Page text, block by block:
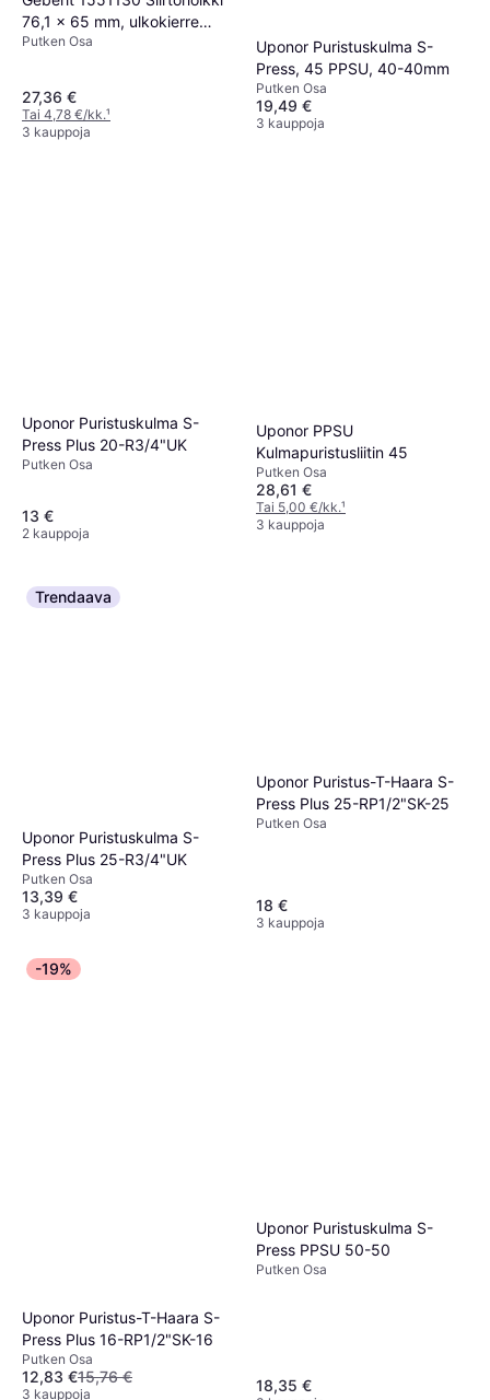
76,1 x 65 mm, ulkokierre
Ulkokierre
Putken Osa
27,36 €
Tai 4,78 €/kk.¹
3 kauppoja
Uponor Puristuskulma S-
Press, 45 PPSU, 40-40mm
Putken Osa
19,49 €
3 kauppoja
Uponor Puristuskulma S-
Press Plus 20-R3/4"UK
Putken Osa
13 €
2 kauppoja
Uponor PPSU
Kulmapuristusliitin 45
Putken Osa
28,61 €
Tai 5,00 €/kk.¹
3 kauppoja
Trendaava
Uponor Puristuskulma S-
Press Plus 25-R3/4"UK
Putken Osa
13,39 €
3 kauppoja
Uponor Puristus-T-Haara S-
Press Plus 25-RP1/2"SK-25
Putken Osa
18 €
3 kauppoja
-19%
Uponor Puristus-T-Haara S-
Press Plus 16-RP1/2"SK-16
Putken Osa
12,83 €15,76 €
3 kauppoja
Uponor Puristuskulma S-
Press PPSU 50-50
Putken Osa
18,35 €